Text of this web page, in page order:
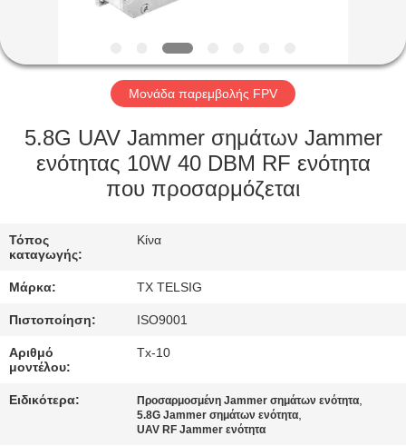
ΓΎΡΟΣ
ΕΡΓΟΣΤΑΣΊΩΝ
ΠΟΙΟΤΙΚΌΣ
ΈΛΕΓΧΟΣ
ΜΑΣ
ΕΛΆΤΕ
ΕΠΑΦΉ
ΜΕ
Μονάδα παρεμβολής FPV
5.8G UAV Jammer σημάτων Jammer
ενότητας 10W 40 DBM RF ενότητα
που προσαρμόζεται
Τόπος
καταγωγής:
Κίνα
Μάρκα: TX TELSIG
Πιστοποίηση: ISO9001
Αριθμό
μοντέλου:
Tx-10
Ειδικότερα: Προσαρμοσμένη Jammer σημάτων ενότητα,
5.8G Jammer σημάτων ενότητα,
UAV RF Jammer ενότητα